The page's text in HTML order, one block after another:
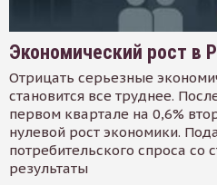
Экономический рост в
Отрицать серьезные
становится все труднее.
первом квартале на 0,6%
нулевой рост экономики.
потребительского спроса
результаты